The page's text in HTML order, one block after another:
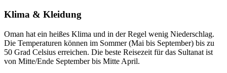
Klima & Kleidung
Oman hat ein heißes Klima und in der Regel wenig Niederschlag.
Die Temperaturen können im Sommer (Mai bis September) bis zu
50 Grad Celsius erreichen. Die beste Reisezeit für das Sultanat ist
von Mitte/Ende September bis Mitte April.